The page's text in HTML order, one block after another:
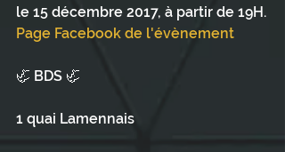
Page Facebook de l'évènement
🦏 BDS 🦏
1 quai Lamennais